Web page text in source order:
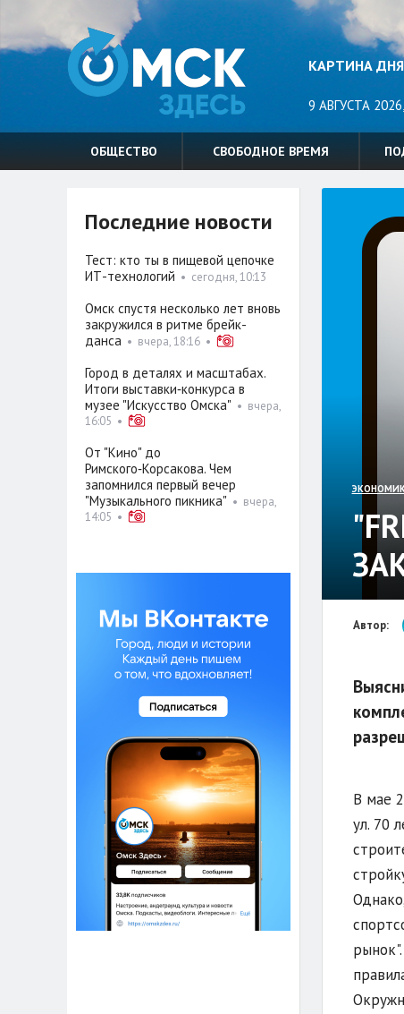
КАРТИНА ДНЯ
9 АВГУСТА
ОБЩЕСТВО СВОБОДНОЕ ВРЕМЯ
Автор:
В мае
ул. 70
Последние новости
Тест: кто ты в пищевой цепочке
ИТ-технологий • сегодня, 10:13
Омск спустя несколько лет вновь
закружился в ритме брейк-
данса• вчера, 18:16•
Город в деталях и масштабах.
Итоги выставки‑конкурса в
музее "Искусство Омска" • вчера,
16:05 •
От "Кино" до
Римского‑Корсакова. Чем
запомнился первый вечер
"Музыкального пикника" • вчера,
14:05 •